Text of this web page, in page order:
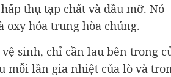
thụ tạp chất và dầu mỡ. Nó
hóa trung hòa chúng.
sinh, chỉ cần lau bên trong
mỗi lần gia nhiệt của lò và